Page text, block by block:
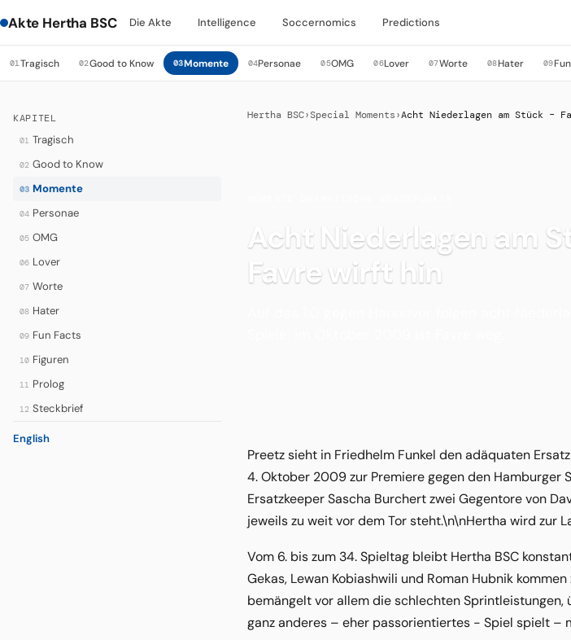
Akte Hertha BSC Die Akte Intelligence Soccernomics Predictions
01Tragisch 02Good to Know 03Momente 04Personae 05OMG 06Lover 07Worte 08Hater 09
KAPITEL
01 Tragisch
02 Good to Know
03 Momente
04 Personae
05 OMG
06 Lover
07 Worte
08 Hater
09 Fun Facts
10 Figuren
11 Prolog
12 Steckbrief
English
Hertha BSC› Special Moments ›Acht Niederlagen am Stück –
Acht Niederlagen am
Favre wirft hin
Preetz sieht in Friedhelm Funkel den adäquaten
4. Oktober 2009 zur Premiere gegen den Hamburger
Ersatzkeeper Sascha Burchert zwei Gegentore von
jeweils zu weit vor dem Tor steht.\n\nHertha wird zur
Vom 6. bis zum 34. Spieltag bleibt Hertha BSC
Gekas, Lewan Kobiashwili und Roman Hubnik
bemängelt vor allem die schlechten
ganz anderes – eher passorientiertes - Spiel spielt –